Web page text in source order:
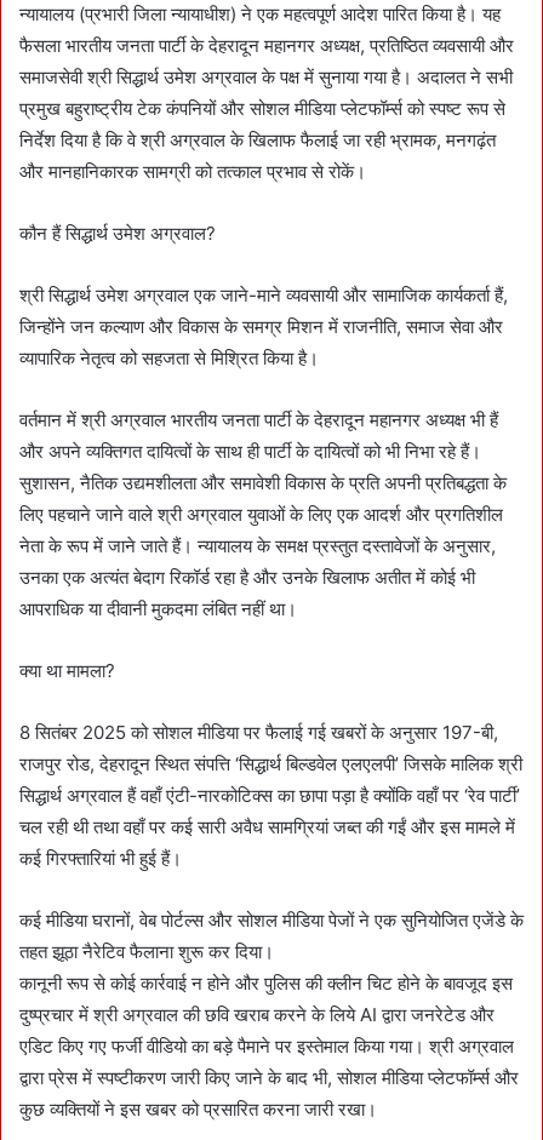
न्यायालय (प्रभारी जिला न्यायाधीश) ने एक महत्वपूर्ण आदेश पारित किया है। यह
फैसला भारतीय जनता पार्टी के देहरादून महानगर अध्यक्ष, प्रतिष्ठित व्यवसायी और
समाजसेवी श्री सिद्धार्थ उमेश अग्रवाल के पक्ष में सुनाया गया है। अदालत ने सभी
प्रमुख बहुराष्ट्रीय टेक कंपनियों और सोशल मीडिया प्लेटफॉर्म्स को स्पष्ट रूप से
निर्देश दिया है कि वे श्री अग्रवाल के खिलाफ फैलाई जा रही भ्रामक, मनगढ़ंत
और मानहानिकारक सामग्री को तत्काल प्रभाव से रोकें।
कौन हैं सिद्धार्थ उमेश अग्रवाल?
श्री सिद्धार्थ उमेश अग्रवाल एक जाने-माने व्यवसायी और सामाजिक कार्यकर्ता हैं,
जिन्होंने जन कल्याण और विकास के समग्र मिशन में राजनीति, समाज सेवा और
व्यापारिक नेतृत्व को सहजता से मिश्रित किया है।
वर्तमान में श्री अग्रवाल भारतीय जनता पार्टी के देहरादून महानगर अध्यक्ष भी हैं
और अपने व्यक्तिगत दायित्वों के साथ ही पार्टी के दायित्वों को भी निभा रहे हैं।
सुशासन, नैतिक उद्यमशीलता और समावेशी विकास के प्रति अपनी प्रतिबद्धता के
लिए पहचाने जाने वाले श्री अग्रवाल युवाओं के लिए एक आदर्श और प्रगतिशील
नेता के रूप में जाने जाते हैं। न्यायालय के समक्ष प्रस्तुत दस्तावेजों के अनुसार,
उनका एक अत्यंत बेदाग रिकॉर्ड रहा है और उनके खिलाफ अतीत में कोई भी
आपराधिक या दीवानी मुकदमा लंबित नहीं था।
क्या था मामला?
8 सितंबर 2025 को सोशल मीडिया पर फैलाई गई खबरों के अनुसार 197-बी,
राजपुर रोड, देहरादून स्थित संपत्ति ‘सिद्धार्थ बिल्डवेल एलएलपी’ जिसके मालिक श्री
सिद्धार्थ अग्रवाल हैं वहाँ एंटी-नारकोटिक्स का छापा पड़ा है क्योंकि वहाँ पर ‘रेव पार्टी’
चल रही थी तथा वहाँ पर कई सारी अवैध सामग्रियां जब्त की गईं और इस मामले में
कई गिरफ्तारियां भी हुई हैं।
कई मीडिया घरानों, वेब पोर्टल्स और सोशल मीडिया पेजों ने एक सुनियोजित एजेंडे के
तहत झूठा नैरेटिव फैलाना शुरू कर दिया।
कानूनी रूप से कोई कार्रवाई न होने और पुलिस की क्लीन चिट होने के बावजूद इस
दुष्प्रचार में श्री अग्रवाल की छवि खराब करने के लिये AI द्वारा जनरेटेड और
एडिट किए गए फर्जी वीडियो का बड़े पैमाने पर इस्तेमाल किया गया। श्री अग्रवाल
द्वारा प्रेस में स्पष्टीकरण जारी किए जाने के बाद भी, सोशल मीडिया प्लेटफॉर्म्स और
कुछ व्यक्तियों ने इस खबर को प्रसारित करना जारी रखा।